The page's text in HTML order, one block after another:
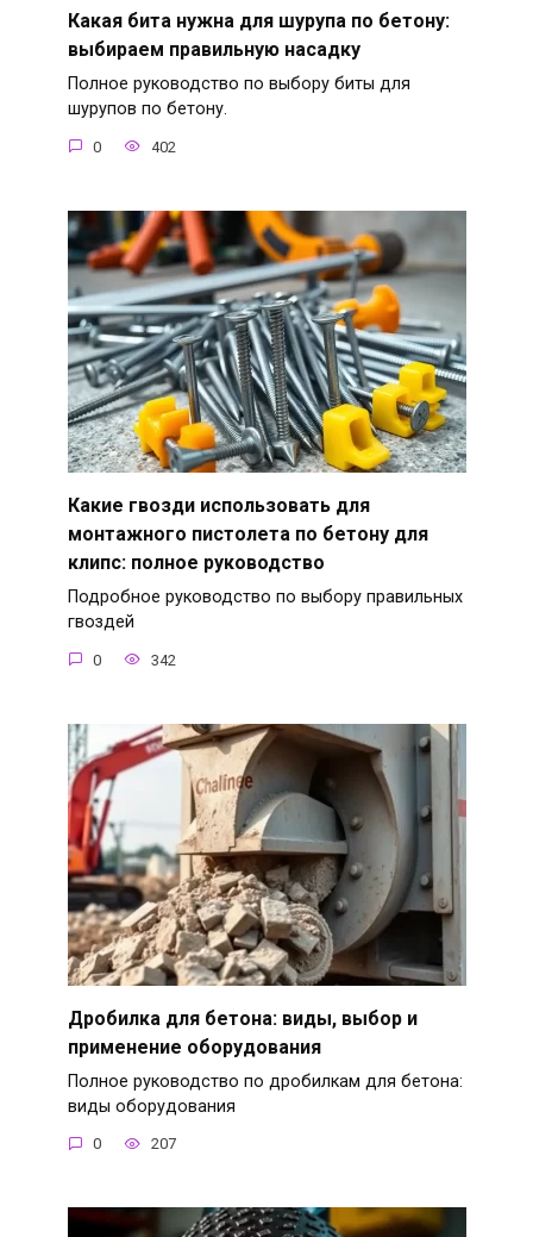
Какая бита нужна для шурупа по бетону:
выбираем правильную насадку
Полное руководство по выбору биты для
шурупов по бетону.
0 402
Какие гвозди использовать для
монтажного пистолета по бетону для
клипс: полное руководство
Подробное руководство по выбору правильных
гвоздей
0 342
Дробилка для бетона: виды, выбор и
применение оборудования
Полное руководство по дробилкам для бетона:
виды оборудования
0 207